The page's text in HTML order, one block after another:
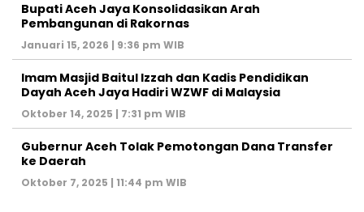
Bupati Aceh Jaya Konsolidasikan Arah
Pembangunan di Rakornas
Januari 15, 2026 | 9:36 pm WIB
Imam Masjid Baitul Izzah dan Kadis Pendidikan
Dayah Aceh Jaya Hadiri WZWF di Malaysia
Oktober 14, 2025 | 7:31 pm WIB
Gubernur Aceh Tolak Pemotongan Dana Transfer
ke Daerah
Oktober 7, 2025 | 11:44 pm WIB